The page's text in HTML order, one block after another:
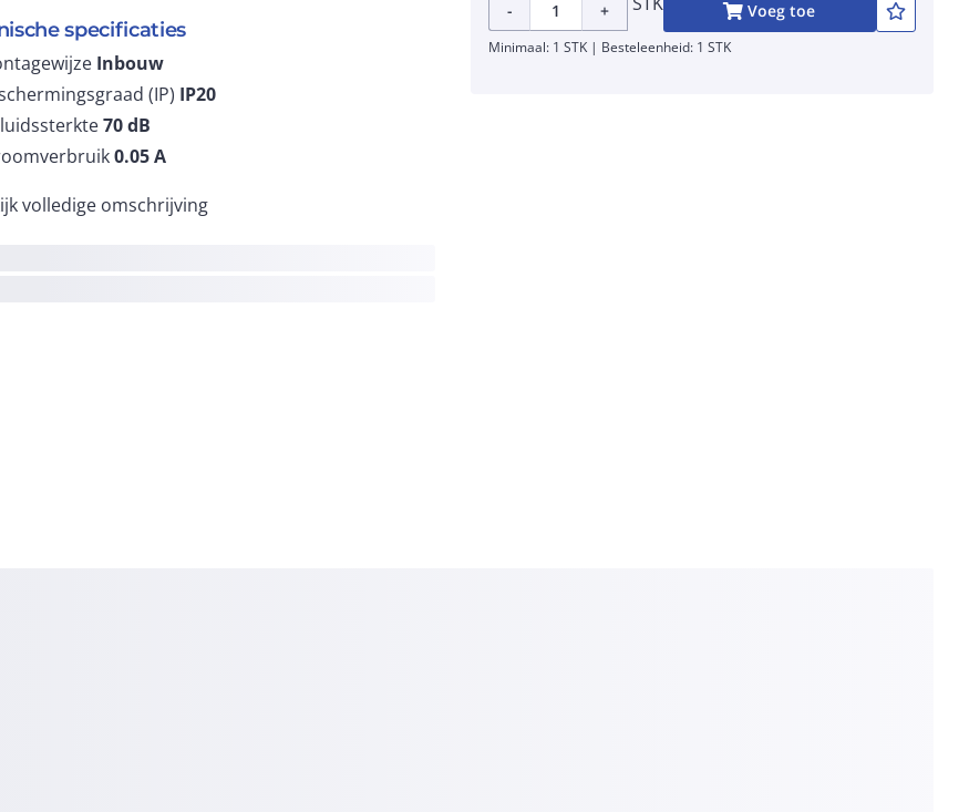
specificaties
Inbouw
(IP) IP20
70dB
0.05A
volledige omschrijving
- + Voeg toe
Minimaal: 1 STK | Besteleenheid: 1 STK